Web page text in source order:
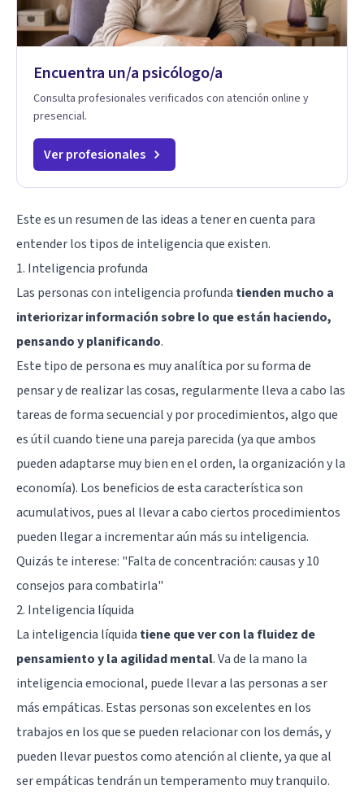
Encuentra un/a psicólogo/a
Consulta profesionales verificados con atención online y
presencial.
Ver profesionales
Este es un resumen de las ideas a tener en cuenta para
entender los tipos de inteligencia que existen.
1. Inteligencia profunda
Las personas con inteligencia profunda tienden mucho a
interiorizar información sobre lo que están haciendo,
pensando y planificando.
Este tipo de persona es muy analítica por su forma de
pensar y de realizar las cosas, regularmente lleva a cabo las
tareas de forma secuencial y por procedimientos, algo que
es útil cuando tiene una pareja parecida (ya que ambos
pueden adaptarse muy bien en el orden, la organización y la
economía). Los beneficios de esta característica son
acumulativos, pues al llevar a cabo ciertos procedimientos
pueden llegar a incrementar aún más su inteligencia.
Quizás te interese: "Falta de concentración: causas y 10
consejos para combatirla"
2. Inteligencia líquida
La inteligencia líquida tiene que ver con la fluidez de
pensamiento y la agilidad mental. Va de la mano la
inteligencia emocional, puede llevar a las personas a ser
más empáticas. Estas personas son excelentes en los
trabajos en los que se pueden relacionar con los demás, y
pueden llevar puestos como atención al cliente, ya que al
ser empáticas tendrán un temperamento muy tranquilo.